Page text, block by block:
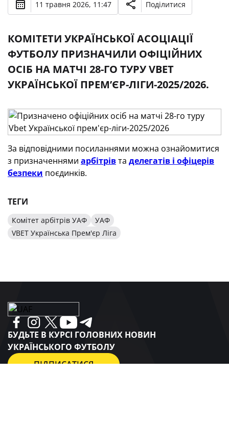
11 травня 2026, 11:47 Поділитися
КОМІТЕТИ УКРАЇНСЬКОЇ АСОЦІАЦІЇ
ФУТБОЛУ ПРИЗНАЧИЛИ ОФІЦІЙНИХ
ОСІБ НА МАТЧІ 28-ГО ТУРУ VBET
УКРАЇНСЬКОЇ ПРЕМʼЄР-ЛІГИ-2025/2026.
За відповідними посиланнями можна ознайомитися
з призначеннями арбітрівта делегатів і офіцерів
безпеки поєдинків.
ТЕГИ
Комітет арбітрів УАФ
УАФ
VBET Українська Прем'єр Ліга
БУДЬТЕ В КУРСІ ГОЛОВНИХ НОВИН
УКРАЇНСЬКОГО ФУТБОЛУ
ПІДПИСАТИСЯ